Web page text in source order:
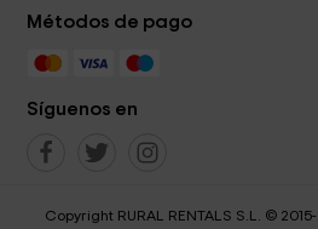
Métodos de pago
Síguenos en
Copyright RURAL RENTALS S.L. ©